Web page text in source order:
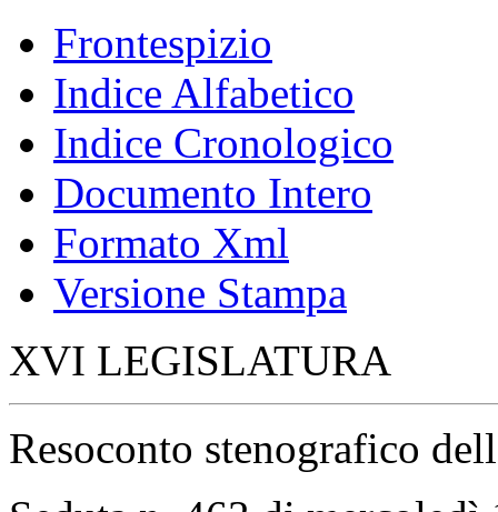
Frontespizio
Indice Alfabetico
Indice Cronologico
Documento Intero
Formato Xml
Versione Stampa
XVI LEGISLATURA
Resoconto stenografico